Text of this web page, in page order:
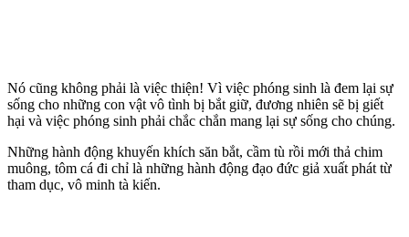
Nó cũng không phải là việc thiện! Vì việc phóng sinh là đem lại sự
sống cho những con vật vô tình bị bắt giữ, đương nhiên sẽ bị giết
hại và việc phóng sinh phải chắc chắn mang lại sự sống cho chúng.
Những hành động khuyến khích săn bắt, cầm tù rồi mới thả chim
muông, tôm cá đi chỉ là những hành động đạo đức giả xuất phát từ
tham dục, vô minh tà kiến.